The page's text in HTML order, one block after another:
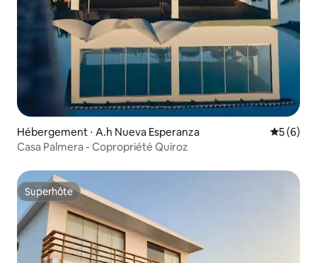
Hébergement ⋅ A.h Nueva Esperanza
5 (6)
Casa Palmera - Copropriété Quiroz
Superhôte
Superhôte